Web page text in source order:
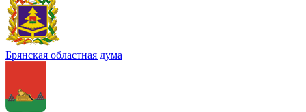
Брянская областная дума